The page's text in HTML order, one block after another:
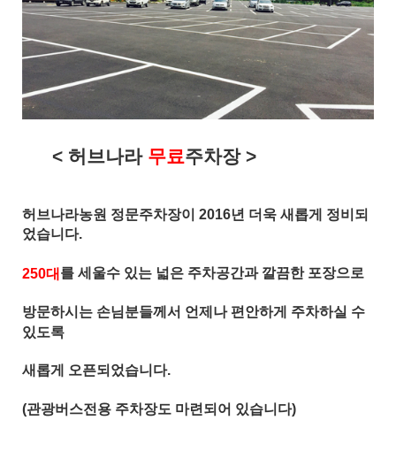
< 허브나라 무료주차장 >
허브나라농원 정문주차장이 2016년 더욱 새롭게 정비되
었습니다.
250대 를 세울수 있는 넓은 주차공간과 깔끔한 포장으로
방문하시는 손님분들께서 언제나 편안하게 주차하실 수
있도록
새롭게 오픈되었습니다.
(관광버스전용 주차장도 마련되어 있습니다)